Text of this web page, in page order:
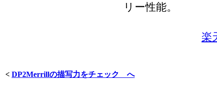
リー性能。
楽
< DP2Merrillの描写力をチェック へ